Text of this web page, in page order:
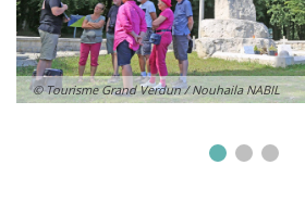
© Tourisme Grand Verdun / Nouhaila NABIL